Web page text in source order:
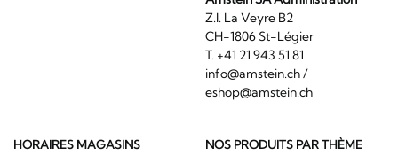
Z.I. La Veyre B2
CH-1806 St-Légier
T. +41 21 943 51 81
info@amstein.ch/
eshop@amstein.ch
HORAIRES MAGASINS NOS PRODUITS PAR THÈME